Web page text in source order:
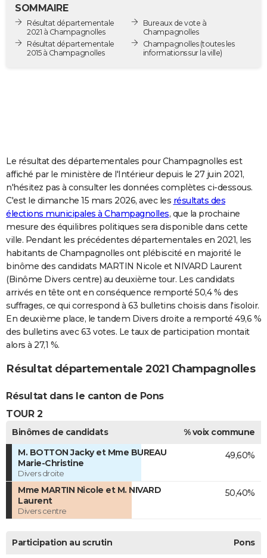
Destinations
City break
Voyage nature
Voyage de noces
Forum
Climat
GUIDES D'ACHAT
COPAINS D'AVANT
S'inscrire
Se connecter
Primaires
Universités
Entreprises
Service militaire
Avis de recherche
AVIS DE DÉCÈS
Bricolage
Lifestyle
Culture
Sport
Auto
Television
Voyage
Cinema
SOMMAIRE
Résultat départementale
2021 à Champagnolles
Résultat départementale
2015 à Champagnolles
Bureaux de vote à
Champagnolles
Champagnolles(toutes les
informations sur la ville)
Le résultat des départementales pour Champagnolles est
affiché par le ministère de l'Intérieur depuis le 27 juin 2021,
n'hésitez pas à consulter les données complètes ci-dessous.
C'est le dimanche 15 mars 2026, avec les résultats des
élections municipales à Champagnolles, que la prochaine
mesure des équilibres politiques sera disponible dans cette
ville. Pendant les précédentes départementales en 2021, les
habitants de Champagnolles ont plébiscité en majorité le
binôme des candidats MARTIN Nicole et NIVARD Laurent
(Binôme Divers centre) au deuxième tour. Les candidats
arrivés en tête ont en conséquence remporté 50,4 % des
suffrages, ce qui correspond à 63 bulletins choisis dans l'isoloir.
En deuxième place, le tandem Divers droite a remporté 49,6 %
des bulletins avec 63 votes. Le taux de participation montait
alors à 27,1 %.
Résultat départementale 2021 Champagnolles
Résultat dans le canton de Pons
TOUR 2
Binômes de candidats
% voix commune
M. BOTTON Jacky et Mme BUREAU
Marie-Christine
Divers droite
49,60%
Mme MARTIN Nicole et M. NIVARD
Laurent
Divers centre
50,40%
Participation au scrutin Pons